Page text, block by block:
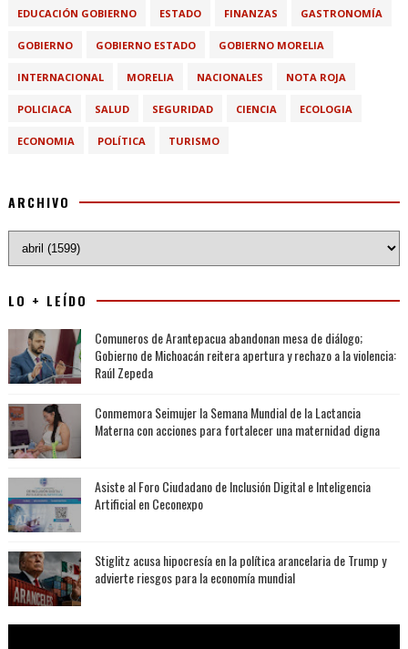
EDUCACIÓN GOBIERNO ESTADO FINANZAS GASTRONOMÍA
GOBIERNO GOBIERNO ESTADO GOBIERNO MORELIA
INTERNACIONAL MORELIA NACIONALES NOTA ROJA
POLICIACA SALUD SEGURIDAD CIENCIA ECOLOGIA
ECONOMIA POLÍTICA TURISMO
ARCHIVO
LO + LEÍDO
Comuneros de Arantepacua abandonan mesa de diálogo;
Gobierno de Michoacán reitera apertura y rechazo a la violencia:
Raúl Zepeda
Conmemora Seimujer la Semana Mundial de la Lactancia
Materna con acciones para fortalecer una maternidad digna
Asiste al Foro Ciudadano de Inclusión Digital e Inteligencia
Artificial en Ceconexpo
Stiglitz acusa hipocresía en la política arancelaria de Trump y
advierte riesgos para la economía mundial